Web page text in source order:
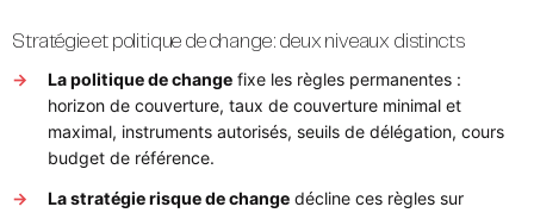
Stratégie et politique de change : deux niveaux distincts
La politique de change fixe les règles permanentes :
horizon de couverture, taux de couverture minimal et
maximal, instruments autorisés, seuils de délégation, cours
budget de référence.
La stratégie risque de change décline ces règles sur